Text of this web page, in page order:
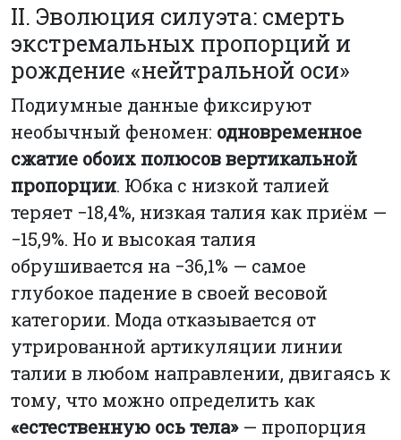
II. Эволюция силуэта: смерть
экстремальных пропорций и
рождение «нейтральной оси»
Подиумные данные фиксируют
необычный феномен: одновременное
сжатие обоих полюсов вертикальной
пропорции. Юбка с низкой талией
теряет −18,4%, низкая талия как приём —
−15,9%. Но и высокая талия
обрушивается на −36,1% — самое
глубокое падение в своей весовой
категории. Мода отказывается от
утрированной артикуляции линии
талии в любом направлении, двигаясь к
тому, что можно определить как
«естественную ось тела»— пропорция